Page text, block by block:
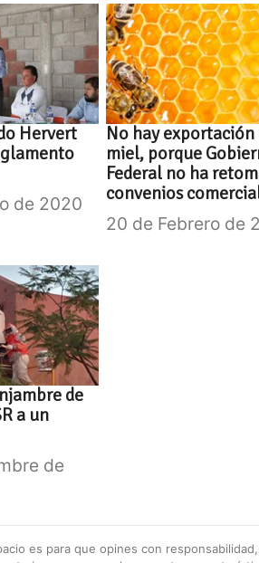
Hervert
de 2020
No hay exportación
miel, porque
Federal no ha
convenios
20 de Febrero de
de
a un
de
es para que opines con